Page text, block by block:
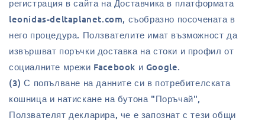
регистрация в сайта на Доставчика в платформата
leonidas-deltaplanet.com, съобразно посочената в
него процедура. Ползвателите имат възможност да
извършват поръчки доставка на стоки и профил от
социалните мрежи Facebook и Google.
(3) С попълване на данните си в потребителската
кошница и натискане на бутона "Поръчай",
Ползвателят декларира, че е запознат с тези общи